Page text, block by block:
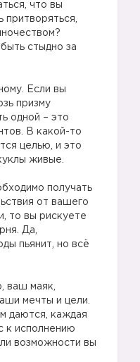
что вы
притворяться,
стыдно за
Если вы
призму
одной – это
В какой-то
целью, и это
живые.
получать
от вашего
то вы рискуете
Да,
пьянит, но всё
ваш маяк,
мечты и цели.
даются, каждая
к исполнению
возможности вы